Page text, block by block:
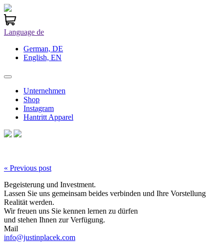
Language de
German, DE
English, EN
Unternehmen
Shop
Instagram
Hantritt Apparel
« Previous post
Begeisterung und Investment.
Lassen Sie uns gemeinsam beides verbinden und Ihre Vorstellung
Realität werden.
Wir freuen uns Sie kennen lernen zu dürfen
und stehen Ihnen zur Verfügung.
Mail
info@justinplacek.com